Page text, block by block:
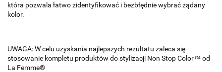
która pozwala łatwo zidentyfikować i bezbłędnie wybrać żądany
kolor.
UWAGA: W celu uzyskania najlepszych rezultatu zaleca się
stosowanie kompletu produktów do stylizacji Non Stop Color™ od
La Femme®